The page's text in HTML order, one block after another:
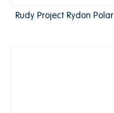
Rudy Project Rydon Polar